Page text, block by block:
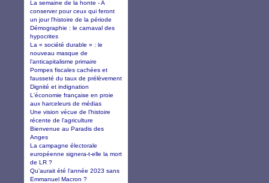
La semaine de la honte - A
conserver pour ceux qui feront
un jour l'histoire de la période
Démographie : le carnaval des
hypocrites
La « société durable » : le
nouveau masque de
l’anticapitalisme primaire
Pompes fiscales cachées et
fausseté du taux de prélèvement
Dignité et indignation
L'économie française en proie
aux harceleurs de médias
Une vision vécue de l’histoire
récente de l’agriculture
Bienvenue au Paradis des
Anges
La campagne électorale
européenne signera-t-elle la mort
de LR ?
Qu’aurait été l’année 2023 sans
Emmanuel Macron ?